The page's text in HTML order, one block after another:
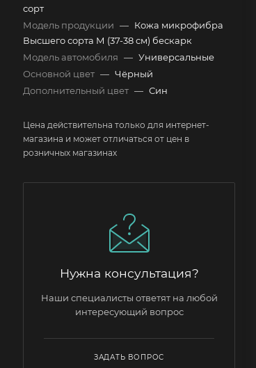
сорт
Модель продукции — Кожа микрофибра
Высшего сорта М (37-38 см) бескарк
Модель автомобиля — Универсальные
Основной цвет — Чёрный
Дополнительный цвет — Син
Цена действительна только для интернет-
магазина и может отличаться от цен в
розничных магазинах
Нужна консультация?
Наши специалисты ответят на любой
интересующий вопрос
ЗАДАТЬ ВОПРОС